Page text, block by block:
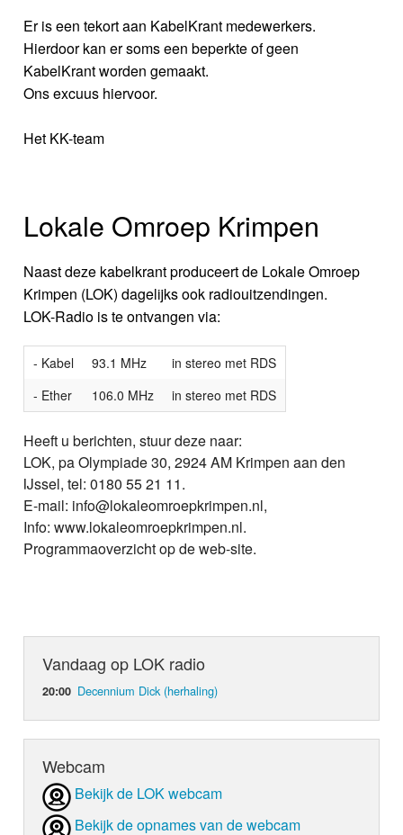
Er is een tekort aan KabelKrant medewerkers.
Hierdoor kan er soms een beperkte of geen
KabelKrant worden gemaakt.
Ons excuus hiervoor.
Het KK-team
Lokale Omroep Krimpen
Naast deze kabelkrant produceert de Lokale Omroep
Krimpen (LOK) dagelijks ook radiouitzendingen.
LOK-Radio is te ontvangen via:
- Kabel 93.1 MHz
in stereo met RDS
- Ether
106.0 MHz in stereo met RDS
Heeft u berichten, stuur deze naar:
LOK, pa Olympiade 30, 2924 AM Krimpen aan den
IJssel, tel: 0180 55 21 11.
E-mail: info@lokaleomroepkrimpen.nl,
Info: www.lokaleomroepkrimpen.nl.
Programmaoverzicht op de web-site.
Vandaag op LOK radio
20:00 Decennium Dick (herhaling)
Webcam
Bekijk de LOK webcam
Bekijk de opnames van de webcam